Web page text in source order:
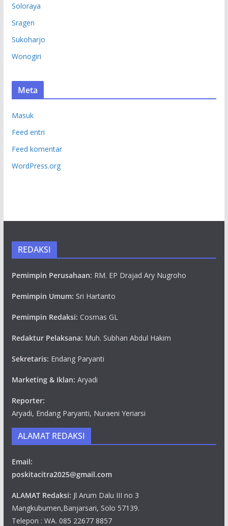
Soloraya
Sragen
Sukoharjo
Wonogiri
Meta
Masuk
Feed entri
Feed komentar
WordPress.org
REDAKSI
Pemimpin Perusahaan: RM. EP Drajad Ary Nugroho
Pemimpin Umum: Sri Hartanto
Pemimpin Redaksi: Cosmas GL
Redaktur Pelaksana: Muh. Subhan Abdul Hakim
Sekretaris: Endang Paryanti
Marketing & Iklan: Aryadi
Reporter:
Aryadi, Endang Paryanti, Nuraeni Yeriarsi
ALAMAT REDAKSI
Email:
poskitacitra2025@gmail.com
ALAMAT Redaksi: Jl Arum Dalu III no 3
Mangkubumen,Banjarsari, Solo 57139.
Telepon : WA. 085 22677 8857